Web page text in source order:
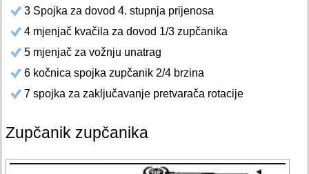
3 Spojka za dovod 4. stupnja prijenosa
4 mjenjač kvačila za dovod 1/3 zupčanika
5 mjenjač za vožnju unatrag
6 kočnica spojka zupčanik 2/4 brzina
7 spojka za zaključavanje pretvarača rotacije
Zupčanik zupčanika